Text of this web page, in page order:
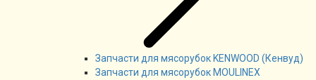
Запчасти для мясорубок KENWOOD (Кенвуд)
Запчасти для мясорубок MOULINEX